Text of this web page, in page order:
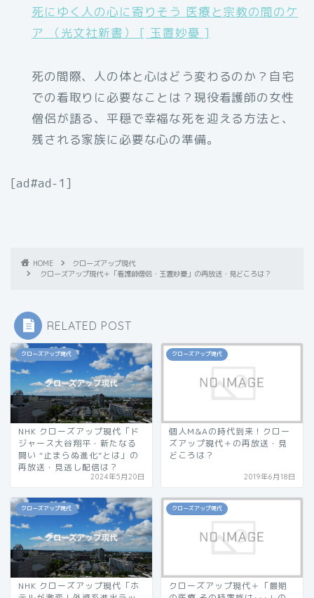
死にゆく人の心に寄りそう 医療と宗教の間のケ
ア （光文社新書） [ 玉置妙憂 ]
死の間際、人の体と心はどう変わるのか？自宅
での看取りに必要なことは？現役看護師の女性
僧侶が語る、平穏で幸福な死を迎える方法と、
残される家族に必要な心の準備。
[ad#ad-1]
HOME
クローズアップ現代
クローズアップ現代＋「看護師僧侶・玉置妙憂」の再放送・見どころは？
RELATED POST
クローズアップ現代
NHK クローズアップ現代「ド
ジャース大谷翔平・新たなる
闘い “止まらぬ進化”とは」の
再放送・見逃し配信は？
2024年5月20日
クローズアップ現代
個人M&Aの時代到来！クロー
ズアップ現代＋の再放送・見
どころは？
2019年6月18日
クローズアップ現代
NHK クローズアップ現代「ホ
クローズアップ現代
クローズアップ現代＋「最期